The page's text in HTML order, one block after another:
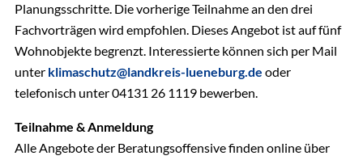
Planungsschritte. Die vorherige Teilnahme an den drei
Fachvorträgen wird empfohlen. Dieses Angebot ist auf fünf
Wohnobjekte begrenzt. Interessierte können sich per Mail
unter klimaschutz@landkreis-lueneburg.de oder
telefonisch unter 04131 26 1119 bewerben.
Teilnahme & Anmeldung
Alle Angebote der Beratungsoffensive finden online über